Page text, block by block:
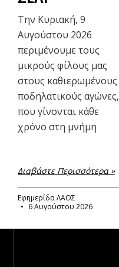
Την Κυριακή, 9
Αυγούστου 2026
περιμένουμε τους
μικρούς φίλους μας
στους καθιερωμένους
ποδηλατικούς αγώνες,
που γίνονται κάθε
χρόνο στη μνήμη
Διαβάστε Περισσότερα »
Εφημερίδα ΛΑΟΣ
6 Αυγούστου 2026